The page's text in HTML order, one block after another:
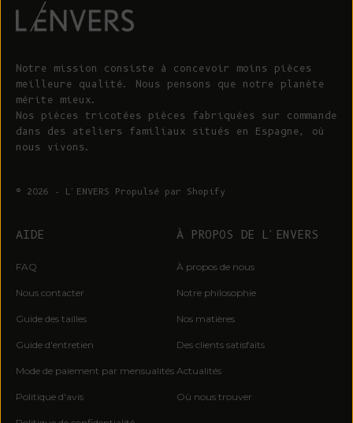
Notre mission consiste à concevoir moins pièces
meilleure qualité. Nous pensons que notre planète
mérite mieux.
Nos pièces tricotées pièces fabriquées sur commande
dans des ateliers familiaux situés en Espagne, où
nous vivons.
© 2026 - L'ENVERS Propulsé par Shopify
AIDE
FAQ
Nous contacter
Guide des tailles
Guide d'entretien
Mode de paiement par mensualités
Politique d'avis
À PROPOS DE L'ENVERS
À propos de nous
Notre philosophie
Nos matières
Des clients satisfaits
Actualités
Où nous trouver